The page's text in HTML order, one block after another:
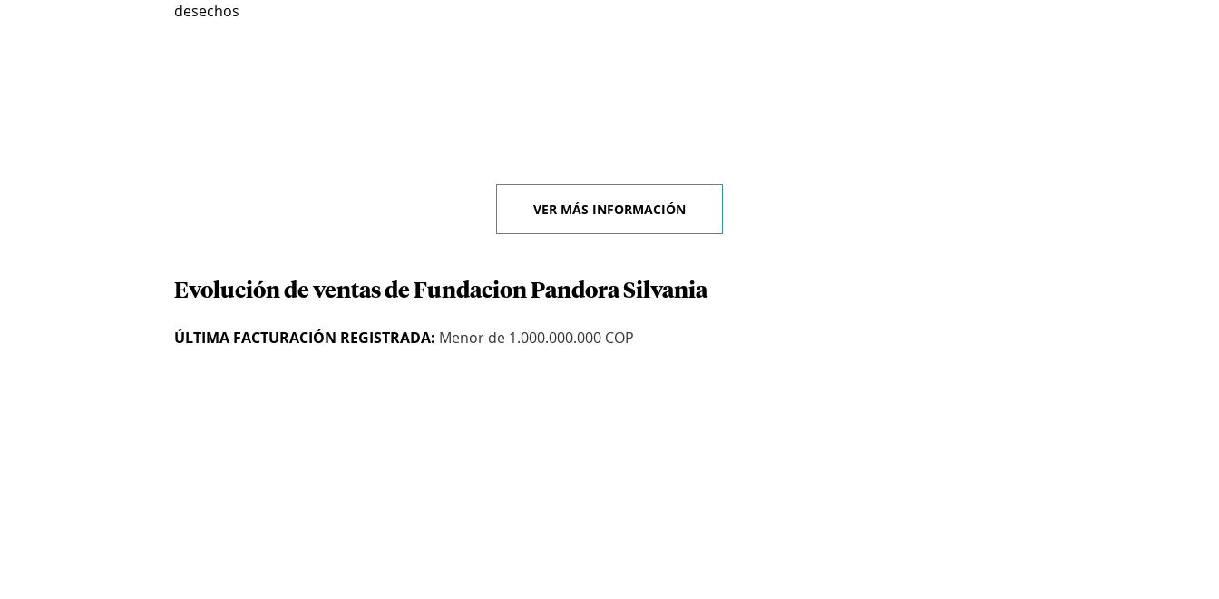
desechos
VER MÁS INFORMACIÓN
Evolución de ventas de Fundacion Pandora Silvania
ÚLTIMA FACTURACIÓN REGISTRADA: Menor de 1.000.000.000 COP